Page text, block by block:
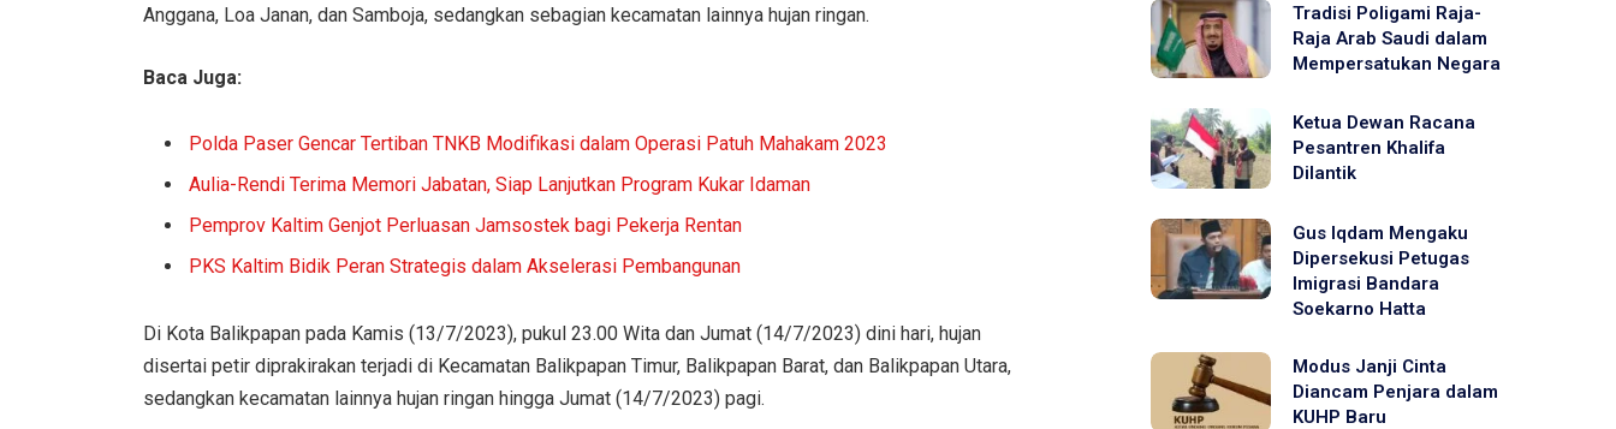
Anggana, Loa Janan, dan Samboja, sedangkan sebagian kecamatan lainnya hujan ringan.
Baca Juga:
Polda Paser Gencar Tertiban TNKB Modifikasi dalam Operasi Patuh Mahakam 2023
Aulia-Rendi Terima Memori Jabatan, Siap Lanjutkan Program Kukar Idaman
Pemprov Kaltim Genjot Perluasan Jamsostek bagi Pekerja Rentan
PKS Kaltim Bidik Peran Strategis dalam Akselerasi Pembangunan
Di Kota Balikpapan pada Kamis (13/7/2023), pukul 23.00 Wita dan Jumat (14/7/2023) dini hari, hujan
disertai petir diprakirakan terjadi di Kecamatan Balikpapan Timur, Balikpapan Barat, dan Balikpapan Utara,
sedangkan kecamatan lainnya hujan ringan hingga Jumat (14/7/2023) pagi.
Tradisi Poligami Raja-
Raja Arab Saudi dalam
Mempersatukan Negara
Ketua Dewan Racana
Pesantren Khalifa
Dilantik
Gus Iqdam Mengaku
Dipersekusi Petugas
Imigrasi Bandara
Soekarno Hatta
Modus Janji Cinta
Diancam Penjara dalam
KUHP Baru